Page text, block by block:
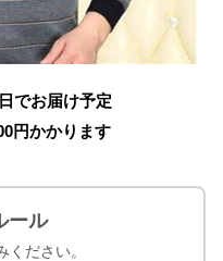
でお届け予定
円かかります
ール
ください。